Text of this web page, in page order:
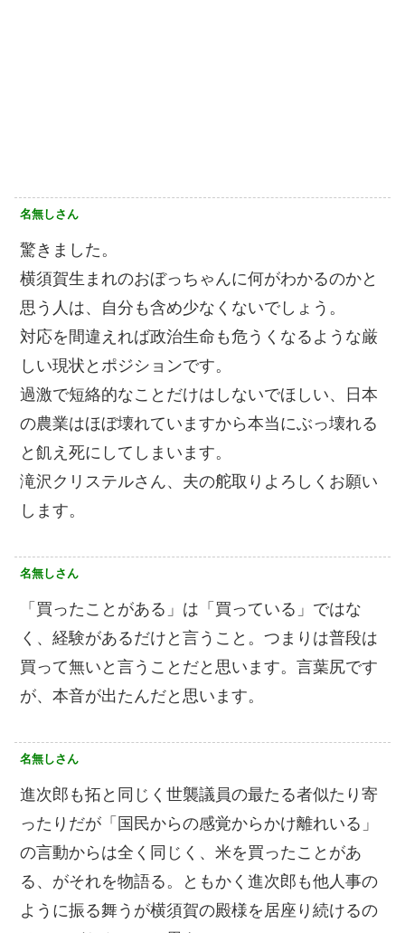
名無しさん
驚きました。
横須賀生まれのおぼっちゃんに何がわかるのかと
思う人は、自分も含め少なくないでしょう。
対応を間違えれば政治生命も危うくなるような厳
しい現状とポジションです。
過激で短絡的なことだけはしないでほしい、日本
の農業はほぼ壊れていますから本当にぶっ壊れる
と飢え死にしてしまいます。
滝沢クリステルさん、夫の舵取りよろしくお願い
します。
名無しさん
「買ったことがある」は「買っている」ではな
く、経験があるだけと言うこと。つまりは普段は
買って無いと言うことだと思います。言葉尻です
が、本音が出たんだと思います。
名無しさん
進次郎も拓と同じく世襲議員の最たる者似たり寄
ったりだが「国民からの感覚からかけ離れいる」
の言動からは全く同じく、米を買ったことがあ
る、がそれを物語る。ともかく進次郎も他人事の
ように振る舞うが横須賀の殿様を居座り続けるの